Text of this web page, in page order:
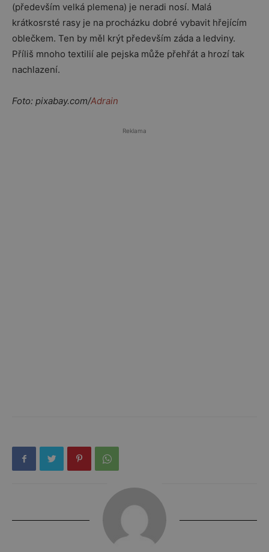
(především velká plemena) je neradi nosí. Malá
krátkosrsté rasy je na procházku dobré vybavit hřejícím
oblečkem. Ten by měl krýt především záda a ledviny.
Příliš mnoho textilií ale pejska může přehřát a hrozí tak
nachlazení.
Foto: pixabay.com/Adrain
Reklama